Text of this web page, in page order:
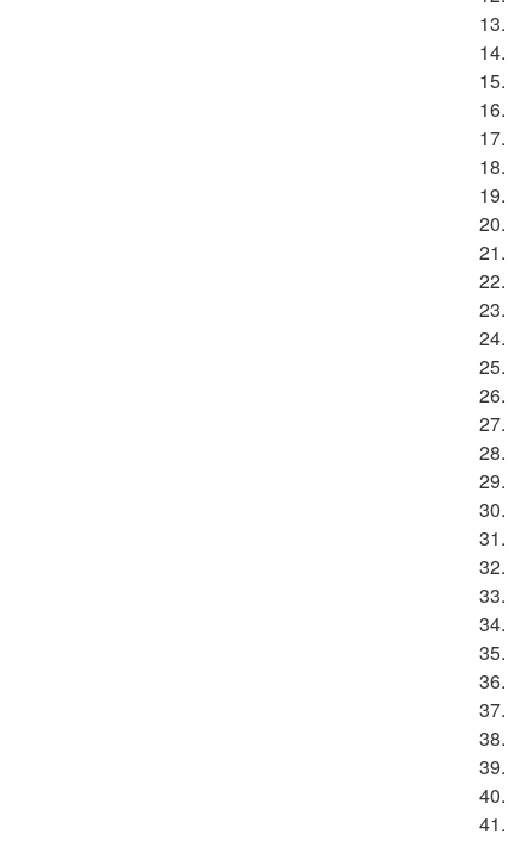
13.
14.
15.
16.
17.
18.
19.
20.
21.
22.
23.
24.
25.
26.
27.
28.
29.
30.
31.
32.
33.
34.
35.
36.
37.
38.
39.
40.
41.